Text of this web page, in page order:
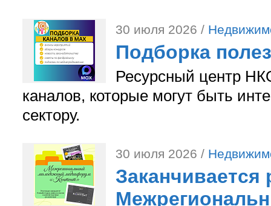
30 июля 2026 /
Подборка
Ресурсный центр
каналов, которые могут быть
сектору.
30 июля 2026 /
Заканчивается